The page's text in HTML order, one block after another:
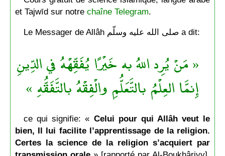
et Tajwīd sur notre chaîne Telegram.
Le Messager de Allâh صلى الله عليه وسلّم a dit:
« مَنْ يُرِد اللهُ به خَيْرًا يُفَقِّهْهُ في الدِّينِ
إِنمَّا العِلْمُ بالتَّعَلُّمِ والْفِقْهُ بالتَّفَقُّهِ »
ce qui signifie: « Celui pour qui Allâh veut le
bien, Il lui facilite l’apprentissage de la religion.
Certes la science de la religion s’acquiert par